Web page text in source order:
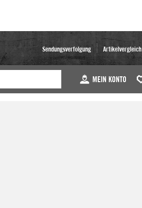
Sendungsverfolgung Artikelvergleich
MEIN KONTO